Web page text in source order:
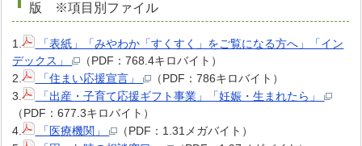
版 ※項目別ファイル
1.
「表紙」「みやわか「すくすく」をご覧になる方へ」「イン
デックス」
（PDF：768.4キロバイト）
2.
「住まい応援宣言」
（PDF：786キロバイト）
3.
「出産・子育て応援ギフト事業」「妊娠・生まれたら」
（PDF：677.3キロバイト）
4.
「医療機関」
（PDF：1.31メガバイト）